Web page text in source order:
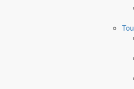
E-Mail: sekretariat@gemeinde-